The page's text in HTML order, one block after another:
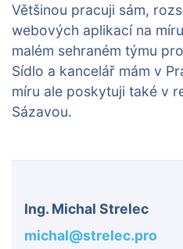
Většinou pracuji sám,
webových aplikací na
malém sehraném týmu
Sídlo a kancelář mám v
míru ale poskytuji také v
Sázavou.
Ing. Michal Strelec
michal@strelec.pro